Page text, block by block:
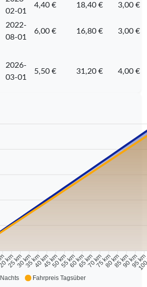
02-01
4,40 € 18,40 € 3,00 €
2022-
08-01
6,00 € 16,80 € 3,00 €
2026-
03-01
5,50 € 31,20 € 4,00 €
km
25 km30 km35 km40 km45 km50 km55 km60 km65 km70 km75 km80 km85 km90 km95 km
Fahrpreis Tagsüber